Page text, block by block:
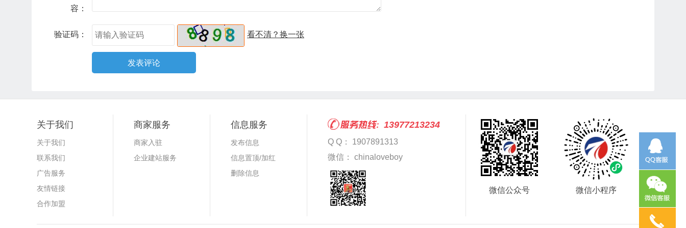
容：
验证码： 看不清？换一张
关于我们
关于我们
联系我们
广告服务
友情链接
合作加盟
商家服务
商家入驻
企业建站服务
信息服务
发布信息
信息置顶/加红
删除信息
13977213234
Q Q： 1907891313
微信： chinaloveboy
微信公众号 微信小程序